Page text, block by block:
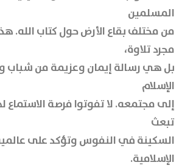
المسلمين
من مختلف بقاع الأرض حول كتاب الله.
مجرد تلاوة،
بل هي رسالة إيمان وعزيمة من شباب
الإسلام
إلى مجتمعه. لا تفوتوا فرصة الاستماع
تبعث
السكينة في النفوس وتؤكد على
الإسلامية.